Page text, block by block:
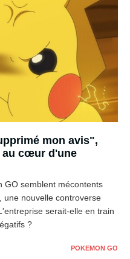
mon avis",
au cœur d'une
GO semblent mécontents
une nouvelle controverse
serait-elle en train
?
POKEMON GO